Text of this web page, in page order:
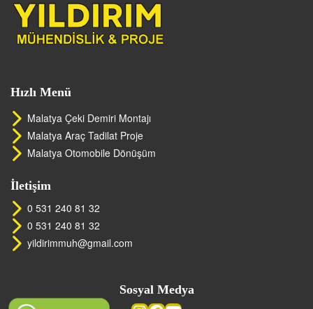
Hızlı Menü
Malatya Çeki Demiri Montajı
Malatya Araç Tadilat Proje
Malatya Otomobile Dönüşüm
İletişim
0 531 240 81 32
0 531 240 81 32
yildirimmuh@gmail.com
Sosyal Medya